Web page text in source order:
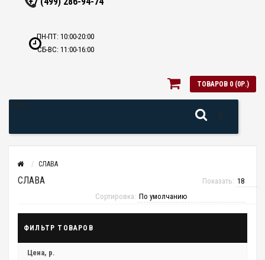
ПН-ПТ: 10:00-20:00
СБ-ВС: 11:00-16:00
ТОВАРОВ 0 (0Р.)
СЛАВА
СЛАВА
Показать:
Сортировка:
ФИЛЬТР ТОВАРОВ
Цена, р.